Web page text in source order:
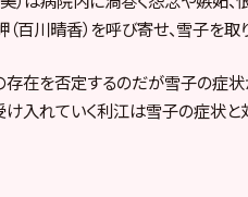
（百川晴香）を呼び寄せ、雪子を
在を否定するのだが雪子の症
入れていく利江は雪子の症状と